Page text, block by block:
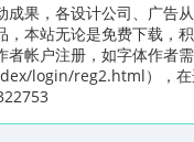
成果，各设计公司、广告
，本站无论是免费下载，
者帐户注册，如字体作者
login/reg2.html），在